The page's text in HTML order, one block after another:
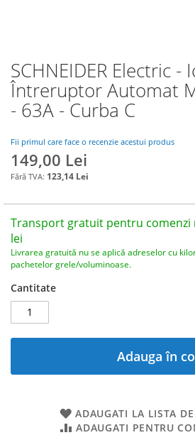
SCHNEIDER Electric -
Întreruptor Automat
- 63A - Curba C
Fii primul care face o recenzie acestui produs
149,00 Lei
123,14 Lei
Transport gratuit pentru comenzi
lei
Livrarea gratuită nu se aplică adreselor cu
pachetelor grele/voluminoase.
Cantitate
Adauga în
ADAUGATI LA LISTA
ADAUGATI PENTRU
Skip
to
the
beginning
the
images
gallery